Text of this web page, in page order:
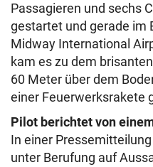
Passagieren und sechs
gestartet und gerade im
Midway International
kam es zu dem
60 Meter über dem
einer Feuerwerksrakete
Pilot berichtet von
In einer
unter Berufung auf